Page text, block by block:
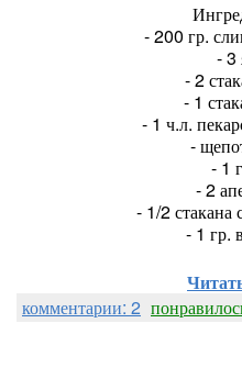
- 200 гр.
- 3
- 2
- 1
- 1 ч.л.
-
- 1
- 2
- 1/2 стакана
- 1 гр.
комментарии: 2